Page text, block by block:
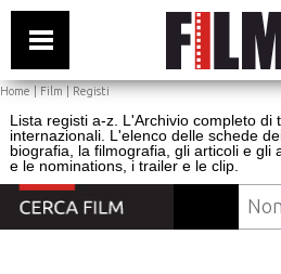
Home|Film|Registi
Lista registi a-z. L'Archivio completo di
internazionali. L'elenco delle schede
biografia, la filmografia, gli articoli e gli
e le nominations, i trailer e le clip.